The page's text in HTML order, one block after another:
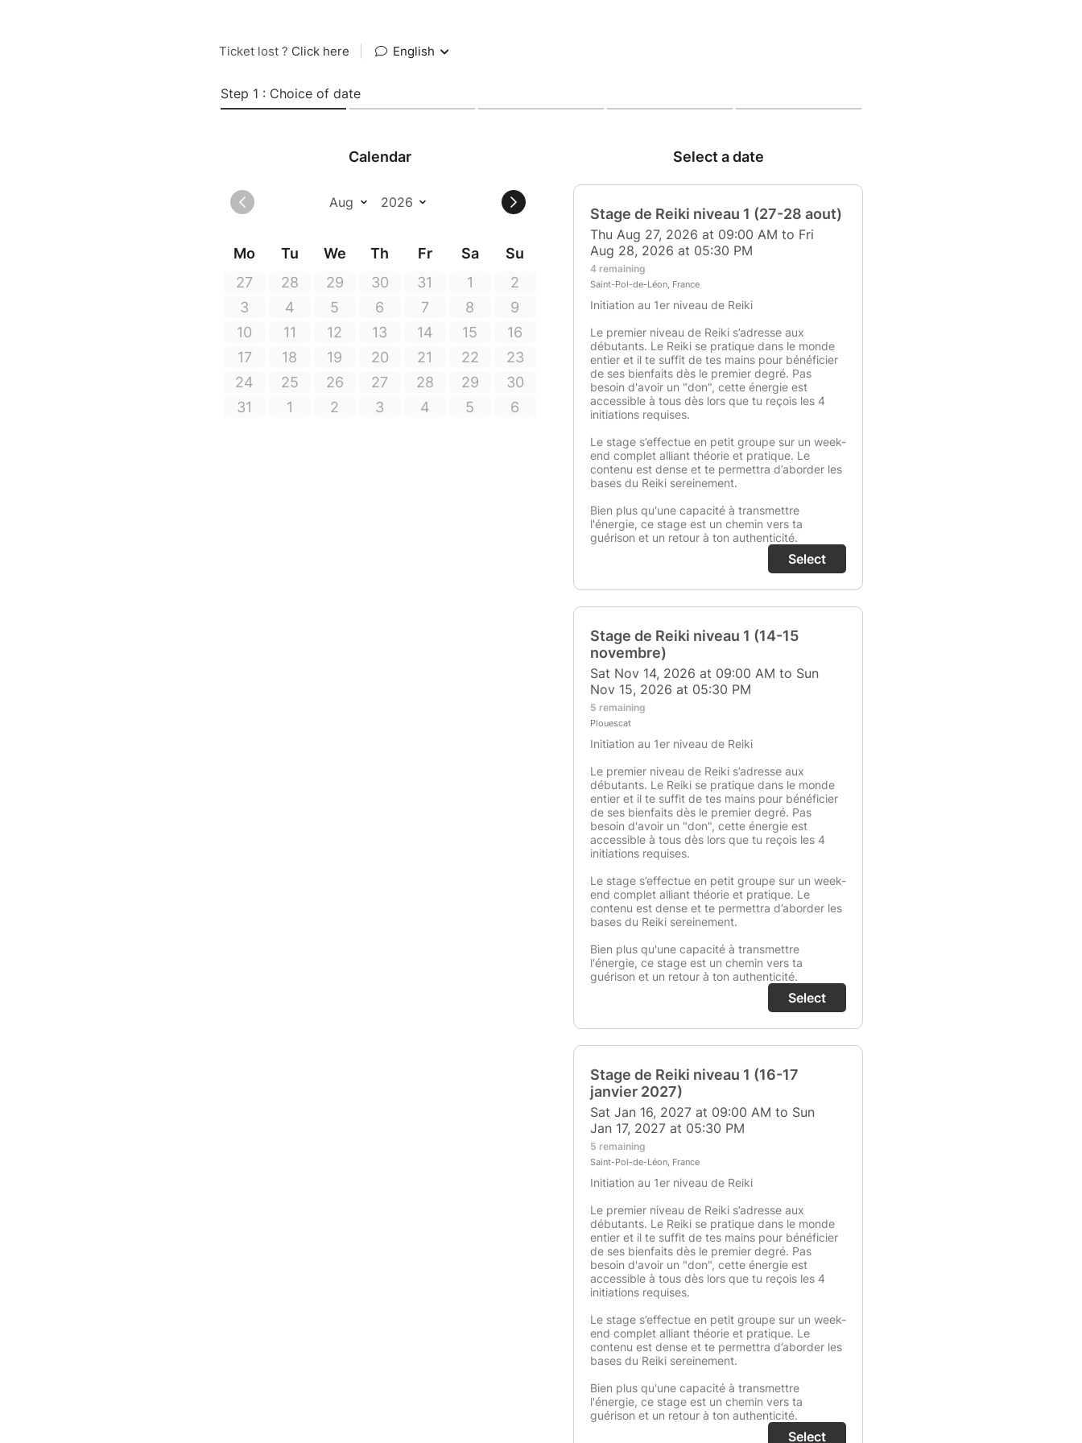
Ticket lost ? Click here English
Step 1 : Choice of date
Calendar
Mo Tu We Th Fr Sa
Su
27
28 29 30 31 1
2
3
4 5 6 7 8
9
10
11 12 13 14 15
16
17
18 19 20 21 22
23
24
25 26 27 28 29
30
31
1 2 3 4 5 6
Select a date
Stage de Reiki niveau 1 (27-28 aout)
Thu Aug 27, 2026 at 09:00 AM to Fri
Aug 28, 2026 at 05:30 PM
4 remaining
Saint-Pol-de-Léon, France
Initiation au 1er niveau de Reiki
Le premier niveau de Reiki s’adresse aux
débutants. Le Reiki se pratique dans le monde
entier et il te suffit de tes mains pour bénéficier
de ses bienfaits dès le premier degré. Pas
besoin d'avoir un "don", cette énergie est
accessible à tous dès lors que tu reçois les 4
initiations requises.
Le stage s’effectue en petit groupe sur un week-
end complet alliant théorie et pratique. Le
contenu est dense et te permettra d’aborder les
bases du Reiki sereinement.
Bien plus qu'une capacité à transmettre
l'énergie, ce stage est un chemin vers ta
guérison et un retour à ton authenticité.
Select
Stage de Reiki niveau 1 (14-15
novembre)
Sat Nov 14, 2026 at 09:00 AM to Sun
Nov 15, 2026 at 05:30 PM
5 remaining
Plouescat
Initiation au 1er niveau de Reiki
Le premier niveau de Reiki s’adresse aux
débutants. Le Reiki se pratique dans le monde
entier et il te suffit de tes mains pour bénéficier
de ses bienfaits dès le premier degré. Pas
besoin d'avoir un "don", cette énergie est
accessible à tous dès lors que tu reçois les 4
initiations requises.
Le stage s’effectue en petit groupe sur un week-
end complet alliant théorie et pratique. Le
contenu est dense et te permettra d’aborder les
bases du Reiki sereinement.
Bien plus qu'une capacité à transmettre
l'énergie, ce stage est un chemin vers ta
guérison et un retour à ton authenticité.
Select
Stage de Reiki niveau 1 (16-17
janvier 2027)
Sat Jan 16, 2027 at 09:00 AM to Sun
Jan 17, 2027 at 05:30 PM
5 remaining
Saint-Pol-de-Léon, France
Initiation au 1er niveau de Reiki
Le premier niveau de Reiki s’adresse aux
débutants. Le Reiki se pratique dans le monde
entier et il te suffit de tes mains pour bénéficier
de ses bienfaits dès le premier degré. Pas
besoin d'avoir un "don", cette énergie est
accessible à tous dès lors que tu reçois les 4
initiations requises.
Le stage s’effectue en petit groupe sur un week-
end complet alliant théorie et pratique. Le
contenu est dense et te permettra d’aborder les
bases du Reiki sereinement.
Bien plus qu'une capacité à transmettre
l'énergie, ce stage est un chemin vers ta
guérison et un retour à ton authenticité.
Select